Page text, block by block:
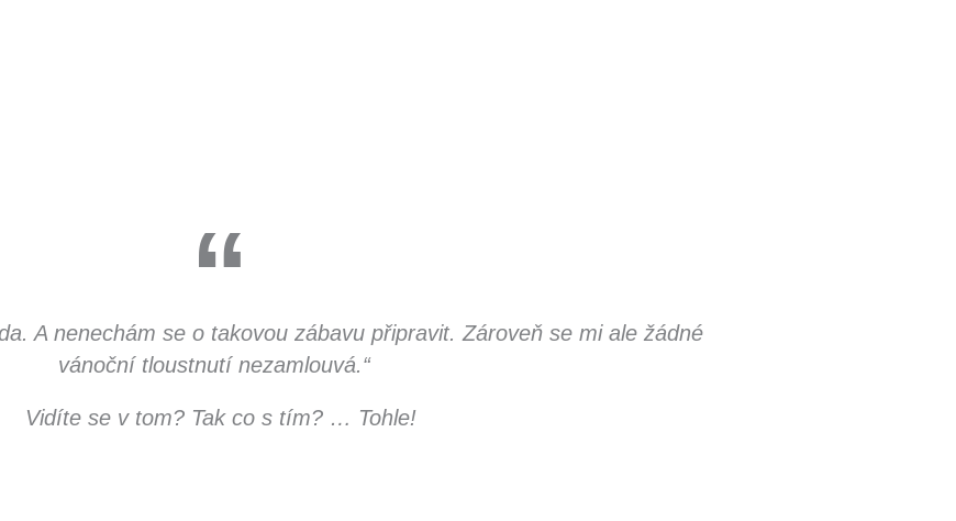
A nenechám se o takovou zábavu připravit. Zároveň se mi ale žádné
vánoční tloustnutí nezamlouvá.“
Vidíte se v tom? Tak co s tím? … Tohle!